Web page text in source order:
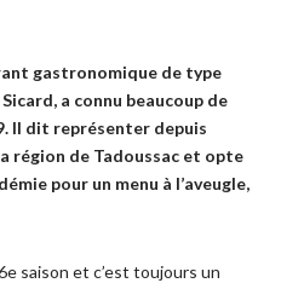
gastronomique de type
a connu beaucoup de
Il dit représenter depuis
région de Tadoussac et opte
pour un menu à l’aveugle,
saison et c’est toujours un